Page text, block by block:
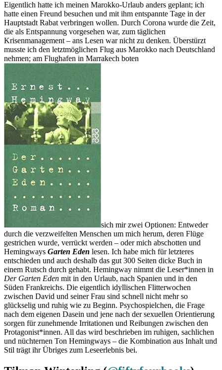
Eigentlich hatte ich meinen Marokko-Urlaub anders geplant; ich
hatte einen Freund besuchen und mit ihm entspannte Tage in der
Hauptstadt Rabat verbringen wollen. Durch Corona wurde die Zeit,
die als Entspannung vorgesehen war, zum täglichen
Krisenmanagement – ans Lesen war nicht zu denken. Überstürzt
musste ich den letztmöglichen Flug aus Marokko nach Deutschland
nehmen; am Flughafen in Marrakech boten
sich mir zwei Optionen: Entweder
durch die verzweifelten Menschen um mich herum, deren Flüge
gestrichen wurde, verrückt werden – oder mich abschotten und
Hemingways Garten Eden lesen. Ich habe mich für letzteres
entschieden und auch deshalb das gut 300 Seiten dicke Buch in
einem Rutsch durch gehabt. Hemingway nimmt die Leser*innen in
Der Garten Eden mit in den Urlaub, nach Spanien und in den
Süden Frankreichs. Die eigentlich idyllischen Flitterwochen
zwischen David und seiner Frau sind schnell nicht mehr so
glückselig und ruhig wie zu Beginn. Psychospielchen, die Frage
nach dem eigenen Dasein und jene nach der sexuellen Orientierung
sorgen für zunehmende Irritationen und Reibungen zwischen den
Protagonist*innen. All das wird beschrieben im ruhigen, sachlichen
und nüchternen Ton Hemingways – die Kombination aus Inhalt und
Stil trägt ihr Übriges zum Leseerlebnis bei.